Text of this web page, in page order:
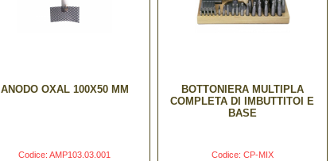
ANODO OXAL 100X50 MM
Codice: AMP103.03.001
BOTTONIERA MULTIPLA
COMPLETA DI IMBUTTITOI E
BASE
Codice: CP-MIX